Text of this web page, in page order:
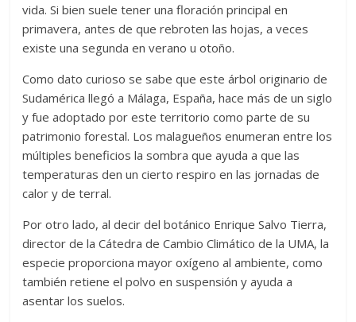
vida. Si bien suele tener una floración principal en
primavera, antes de que rebroten las hojas, a veces
existe una segunda en verano u otoño.
Como dato curioso se sabe que este árbol originario de
Sudamérica llegó a Málaga, España, hace más de un siglo
y fue adoptado por este territorio como parte de su
patrimonio forestal. Los malagueños enumeran entre los
múltiples beneficios la sombra que ayuda a que las
temperaturas den un cierto respiro en las jornadas de
calor y de terral.
Por otro lado, al decir del botánico Enrique Salvo Tierra,
director de la Cátedra de Cambio Climático de la UMA, la
especie proporciona mayor oxígeno al ambiente, como
también retiene el polvo en suspensión y ayuda a
asentar los suelos.